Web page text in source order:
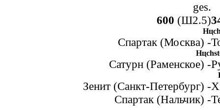
ges.
600 (Ш2.5)
Спартак (Москва) -
Сатурн (Раменское) -
Зенит (Санкт-Петербург) -
Спартак (Нальчик) -